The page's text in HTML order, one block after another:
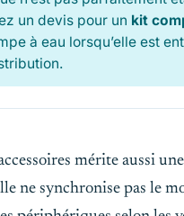
un devis pour un kit
à eau lorsqu’elle est
mérite aussi
ne synchronise pas le